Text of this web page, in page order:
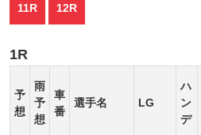
11R 12R
1R
予
想
雨
予
想
車
番
選手名 LG
ハ
ン
デ